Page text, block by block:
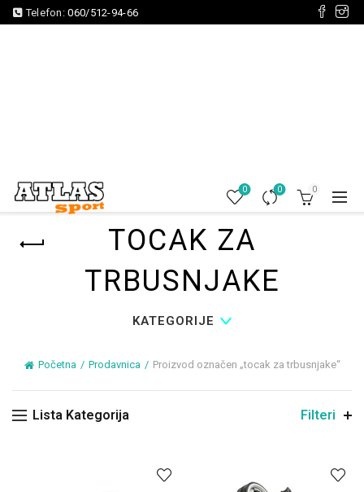
Telefon:060/512-94-66
0 0 0
TOCAK ZA
TRBUSNJAKE
KATEGORIJE
Početna Prodavnica Proizvod označen „tocak za trbusnjake“
Lista Kategorija Filteri